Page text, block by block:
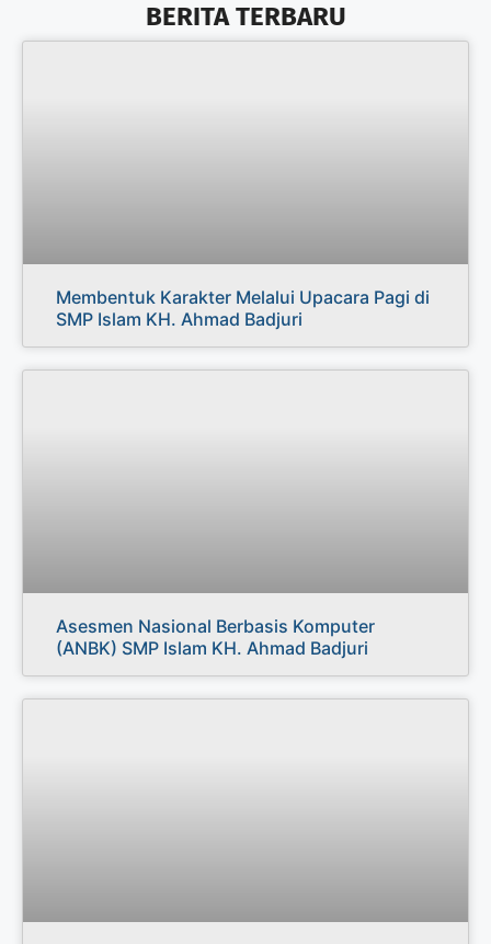
BERITA TERBARU
Membentuk Karakter Melalui Upacara Pagi di
SMP Islam KH. Ahmad Badjuri
Asesmen Nasional Berbasis Komputer
(ANBK) SMP Islam KH. Ahmad Badjuri